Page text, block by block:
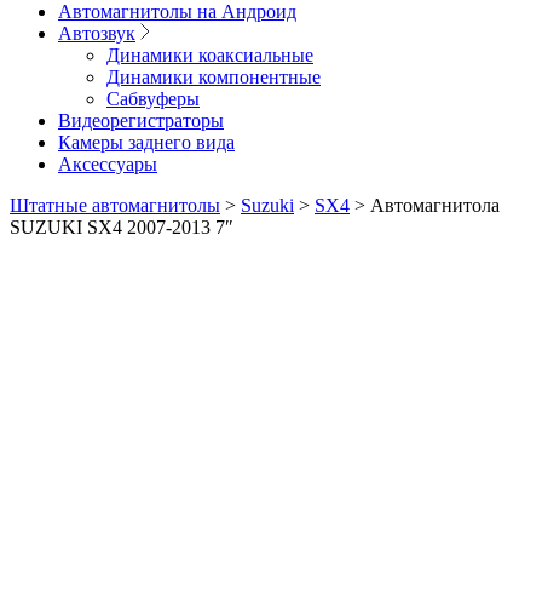
Автомагнитолы на Андроид
Автозвук
Динамики коаксиальные
Динамики компонентные
Сабвуферы
Видеорегистраторы
Камеры заднего вида
Аксессуары
Штатные автомагнитолы > Suzuki > SX4 > Автомагнитола
SUZUKI SX4 2007-2013 7″